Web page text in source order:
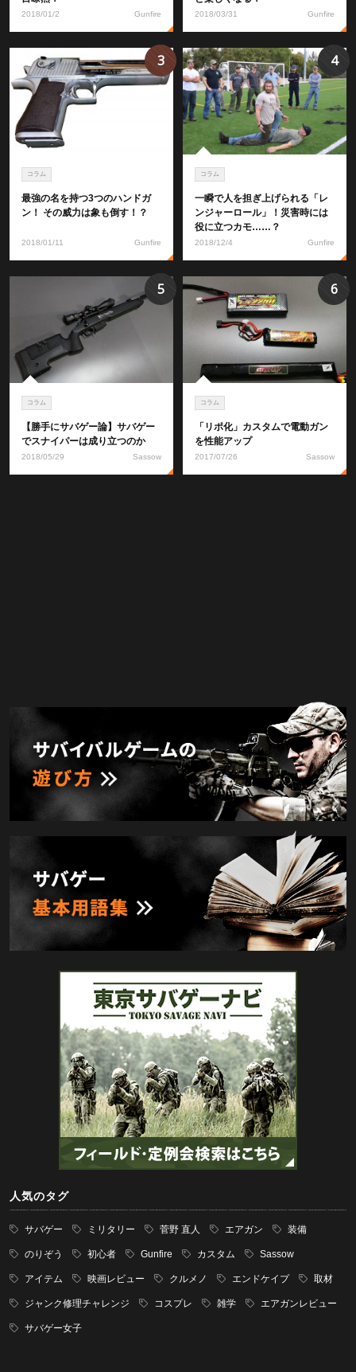
2018/01/2 Gunfire 2018/03/31 Gunfire
コラム
最強の名を持つ3つのハンドガ
ン！ その威力は象も倒す！？
2018/01/11 Gunfire
3
コラム
一瞬で人を担ぎ上げられる「レ
ンジャーロール」！災害時には
役に立つカモ……？
2018/12/4 Gunfire
4
コラム
【勝手にサバゲー論】サバゲー
でスナイパーは成り立つのか
2018/05/29 Sassow
5
コラム
「リポ化」カスタムで電動ガン
を性能アップ
2017/07/26 Sassow
6
人気のタグ
サバゲー ミリタリー 菅野 直人 エアガン 装備
のりぞう 初心者 Gunfire カスタム Sassow
アイテム 映画レビュー クルメノ エンドケイプ 取材
ジャンク修理チャレンジ コスプレ 雑学 エアガンレビュー
サバゲー女子